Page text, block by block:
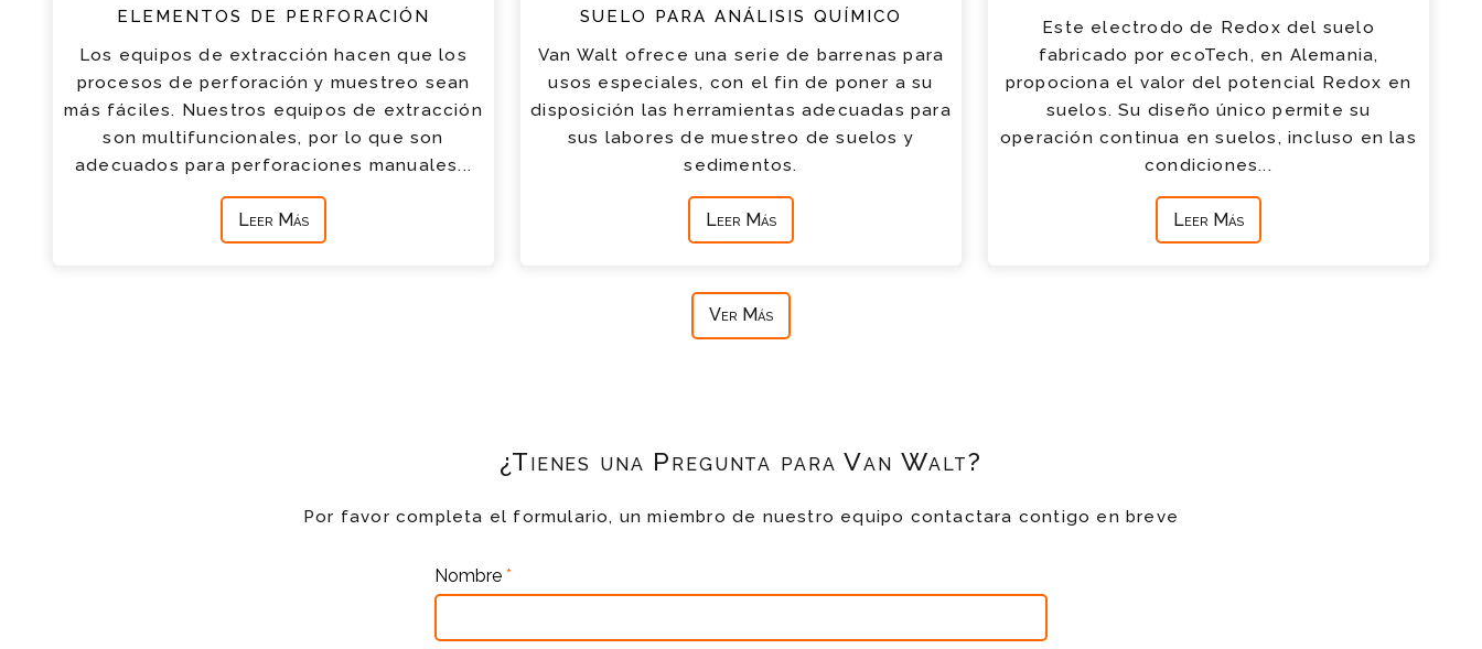
elementos de perforación
Los equipos de extracción hacen que los
procesos de perforación y muestreo sean
más fáciles. Nuestros equipos de extracción
son multifuncionales, por lo que son
adecuados para perforaciones manuales...
Leer Más
suelo para análisis químico
Van Walt ofrece una serie de barrenas para
usos especiales, con el fin de poner a su
disposición las herramientas adecuadas para
sus labores de muestreo de suelos y
sedimentos.
Leer Más
Este electrodo de Redox del suelo
fabricado por ecoTech, en Alemania,
propociona el valor del potencial Redox en
suelos. Su diseño único permite su
operación continua en suelos, incluso en las
condiciones...
Leer Más
Ver Más
¿Tienes una Pregunta para Van Walt?
Por favor completa el formulario, un miembro de nuestro equipo contactara contigo en breve
Nombre *